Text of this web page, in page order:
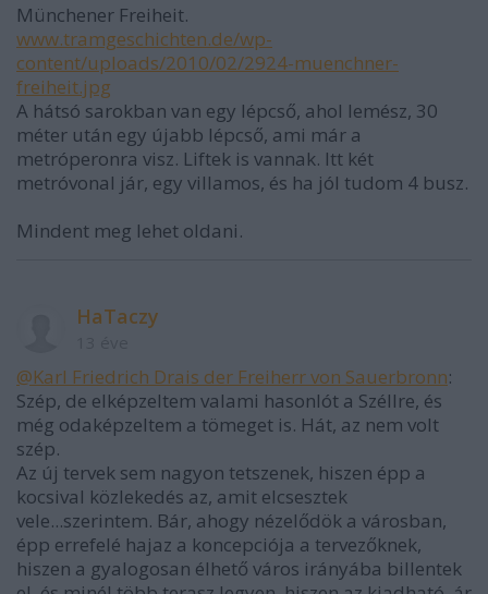
Münchener Freiheit.
www.tramgeschichten.de/wp-
content/uploads/2010/02/2924-muenchner-
freiheit.jpg
A hátsó sarokban van egy lépcső, ahol lemész, 30
méter után egy újabb lépcső, ami már a
metróperonra visz. Liftek is vannak. Itt két
metróvonal jár, egy villamos, és ha jól tudom 4 busz.
Mindent meg lehet oldani.
HaTaczy
@Karl Friedrich Drais der Freiherr von Sauerbronn:
Szép, de elképzeltem valami hasonlót a Széllre, és
még odaképzeltem a tömeget is. Hát, az nem volt
szép.
Az új tervek sem nagyon tetszenek, hiszen épp a
kocsival közlekedés az, amit elcsesztek
vele...szerintem. Bár, ahogy nézelődök a városban,
épp errefelé hajaz a koncepciója a tervezőknek,
hiszen a gyalogosan élhető város irányába billentek